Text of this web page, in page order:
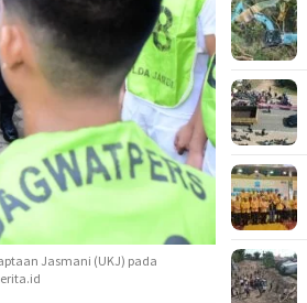
Jasmani (UKJ) pada